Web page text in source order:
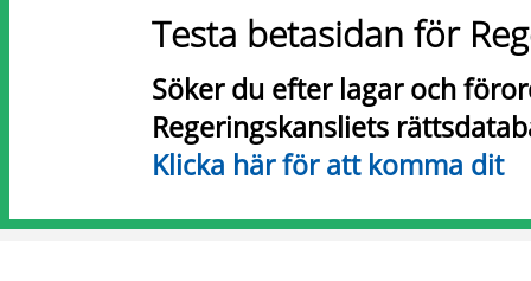
Testa betasidan för
Söker du efter lagar och
Regeringskansliets
Klicka här för att komma dit